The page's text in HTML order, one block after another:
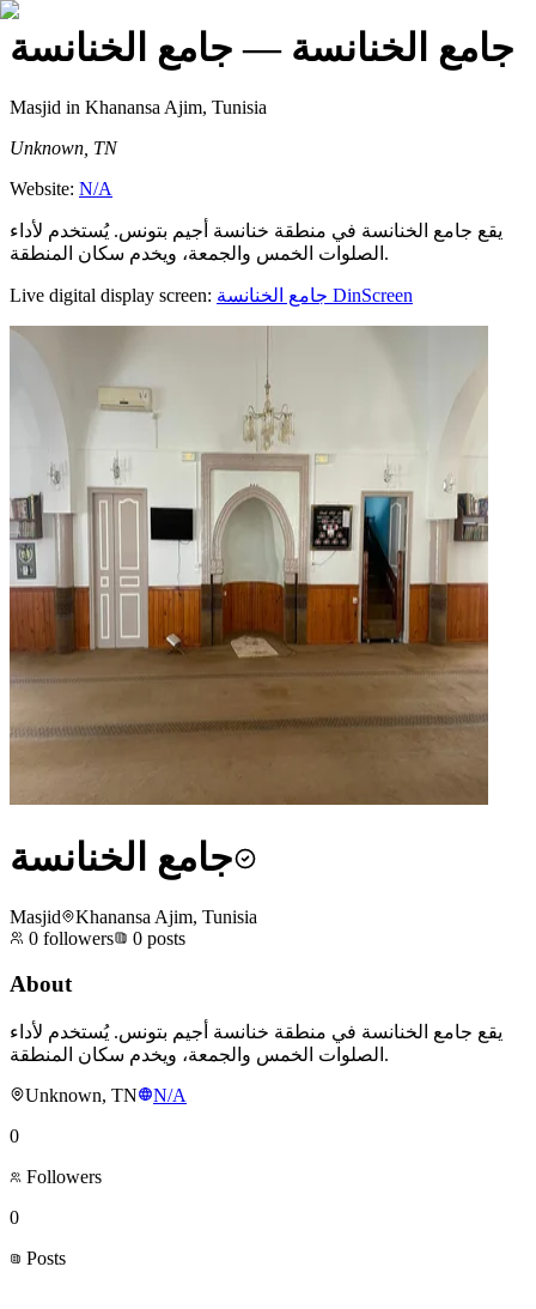
جامع الخنانسة — جامع الخنانسة
Masjid in Khanansa Ajim, Tunisia
Unknown, TN
Website: N/A
يقع جامع الخنانسة في منطقة خنانسة أجيم بتونس. يُستخدم لأداء
الصلوات الخمس والجمعة، ويخدم سكان المنطقة.
Live digital display screen: جامع الخنانسة DinScreen
جامع الخنانسة
Masjid
Khanansa Ajim, Tunisia
0 followers 0 posts
About
يقع جامع الخنانسة في منطقة خنانسة أجيم بتونس. يُستخدم لأداء
الصلوات الخمس والجمعة، ويخدم سكان المنطقة.
Unknown, TN
N/A
0
Followers
0
Posts